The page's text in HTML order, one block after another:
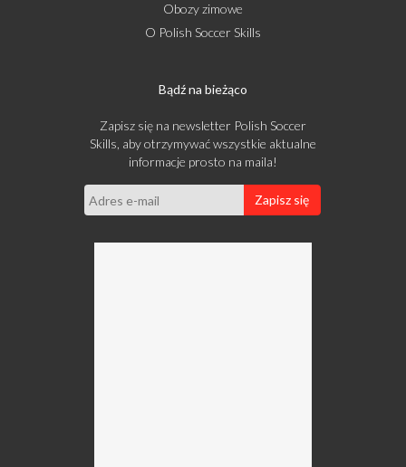
Obozy zimowe
O Polish Soccer Skills
Bądź na bieżąco
Zapisz się na newsletter Polish Soccer
Skills, aby otrzymywać wszystkie aktualne
informacje prosto na maila!
Zapisz się